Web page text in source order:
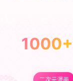
1000+